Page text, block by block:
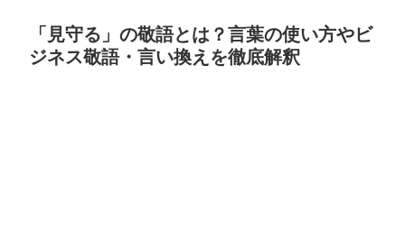
「見守る」の敬語とは？言葉の使い方やビ
ジネス敬語・言い換えを徹底解釈